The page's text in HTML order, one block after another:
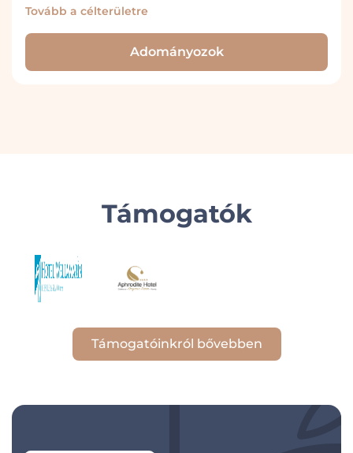
Tovább a célterületre
Adományozok
Támogatók
Támogatóinkról bővebben